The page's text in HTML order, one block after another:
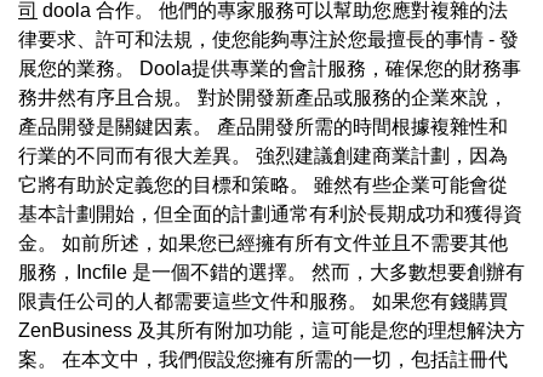
司 doola 合作。 他們的專家服務可以幫助您應對複雜的法
律要求、許可和法規，使您能夠專注於您最擅長的事情 - 發
展您的業務。 Doola提供專業的會計服務，確保您的財務事
務井然有序且合規。 對於開發新產品或服務的企業來說，
產品開發是關鍵因素。 產品開發所需的時間根據複雜性和
行業的不同而有很大差異。 強烈建議創建商業計劃，因為
它將有助於定義您的目標和策略。 雖然有些企業可能會從
基本計劃開始，但全面的計劃通常有利於長期成功和獲得資
金。 如前所述，如果您已經擁有所有文件並且不需要其他
服務，Incfile 是一個不錯的選擇。 然而，大多數想要創辦有
限責任公司的人都需要這些文件和服務。 如果您有錢購買
ZenBusiness 及其所有附加功能，這可能是您的理想解決方
案。 在本文中，我們假設您擁有所需的一切，包括註冊代